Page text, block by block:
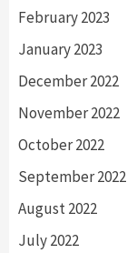
February 2023
January 2023
December 2022
November 2022
October 2022
September 2022
August 2022
July 2022